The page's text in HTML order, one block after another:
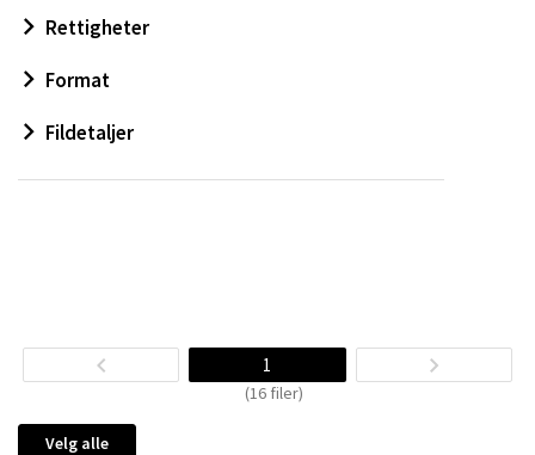
Rettigheter
Format
Fildetaljer
1
(16 filer)
Velg alle